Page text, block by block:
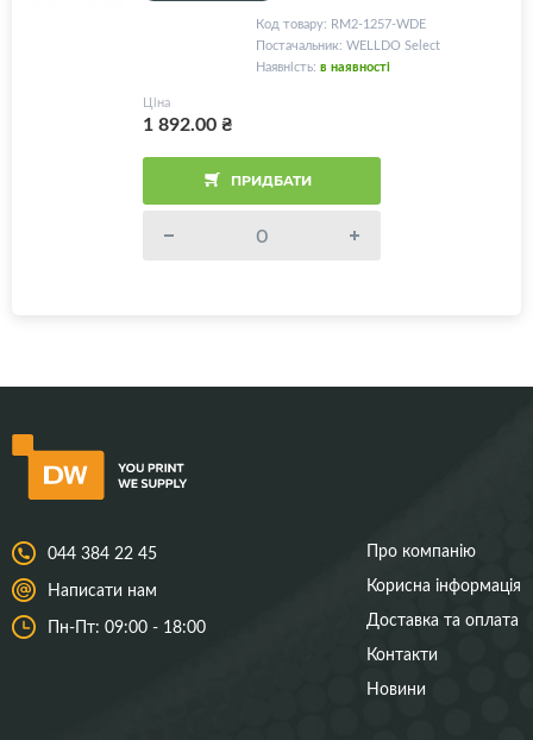
Код товару: RM2-1257-WDE
Постачальник: WELLDO Select
Наявність: в наявності
Ціна
1 892.00₴
ПРИДБАТИ
044 384 22 45
Написати нам
Пн-Пт: 09:00 - 18:00
Про компанію
Корисна інформація
Доставка та оплата
Контакти
Новини